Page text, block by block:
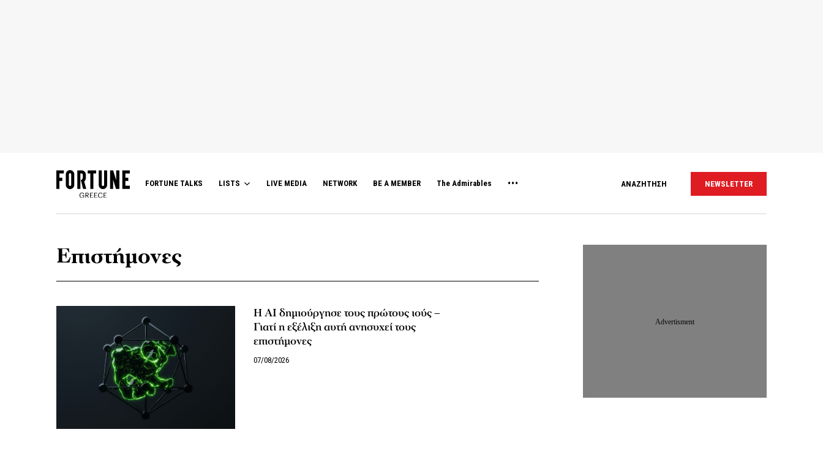
FORTUNE TALKS LISTS LIVE MEDIA NETWORK BE A MEMBER The Admirables ΑΝΑΖΗΤΗΣΗ NEWSLETTER
Επιστήμονες
Η AI δημιούργησε τους πρώτους ιούς –
Γιατί η εξέλιξη αυτή ανησυχεί τους
επιστήμονες
07/08/2026